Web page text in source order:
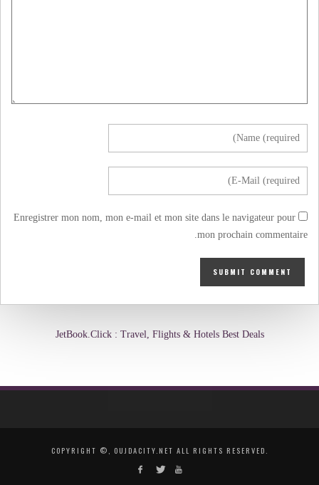
Enregistrer mon nom, mon e-mail et mon site dans le navigateur pour
mon prochain commentaire.
JetBook.Click : Travel, Flights & Hotels Best Deals
COPYRIGHT ©, OUJDACITY.NET ALL RIGHTS RESERVED.